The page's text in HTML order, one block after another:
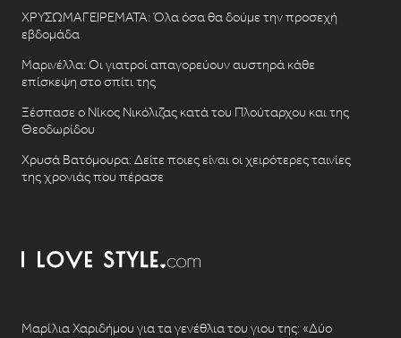
ΧΡΥΣΩΜΑΓΕΙΡΕΜΑΤΑ: Όλα όσα θα δούμε την προσεχή
εβδομάδα
Μαρινέλλα: Οι γιατροί απαγορεύουν αυστηρά κάθε
επίσκεψη στο σπίτι της
Ξέσπασε ο Νίκος Νικόλιζας κατά του Πλούταρχου και της
Θεοδωρίδου
Χρυσά Βατόμουρα: Δείτε ποιες είναι οι χειρότερες ταινίες
της χρονιάς που πέρασε
Μαρίλια Χαριδήμου για τα γενέθλια του γιου της: «Δύο